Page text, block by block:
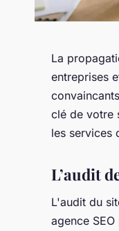
La
entreprises
clé de votre
les services
L’audit
L'audit du
agence